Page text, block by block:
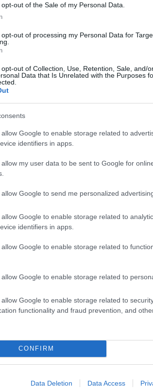
out of the Sale of my Personal Data.
out of processing my Personal Data for
out of Collection, Use, Retention, Sale, and/
Data that Is Unrelated with the Purposes
allow Google to enable storage related to
identifiers in apps.
allow my user data to be sent to Google for
Google to send me personalized
allow Google to enable storage related to
identifiers in apps.
allow Google to enable storage related to
Google to enable storage related to
Google to enable storage related to
functionality and fraud prevention, and
CONFIRM
Data Deletion Data Access